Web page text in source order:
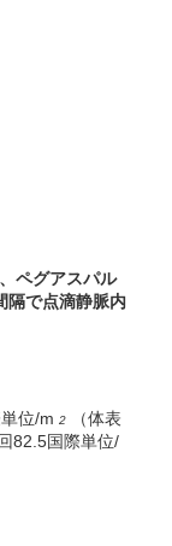
ペグアスパル
隔で点滴静脈内
位/m 2
（体表
82.5国際単位/